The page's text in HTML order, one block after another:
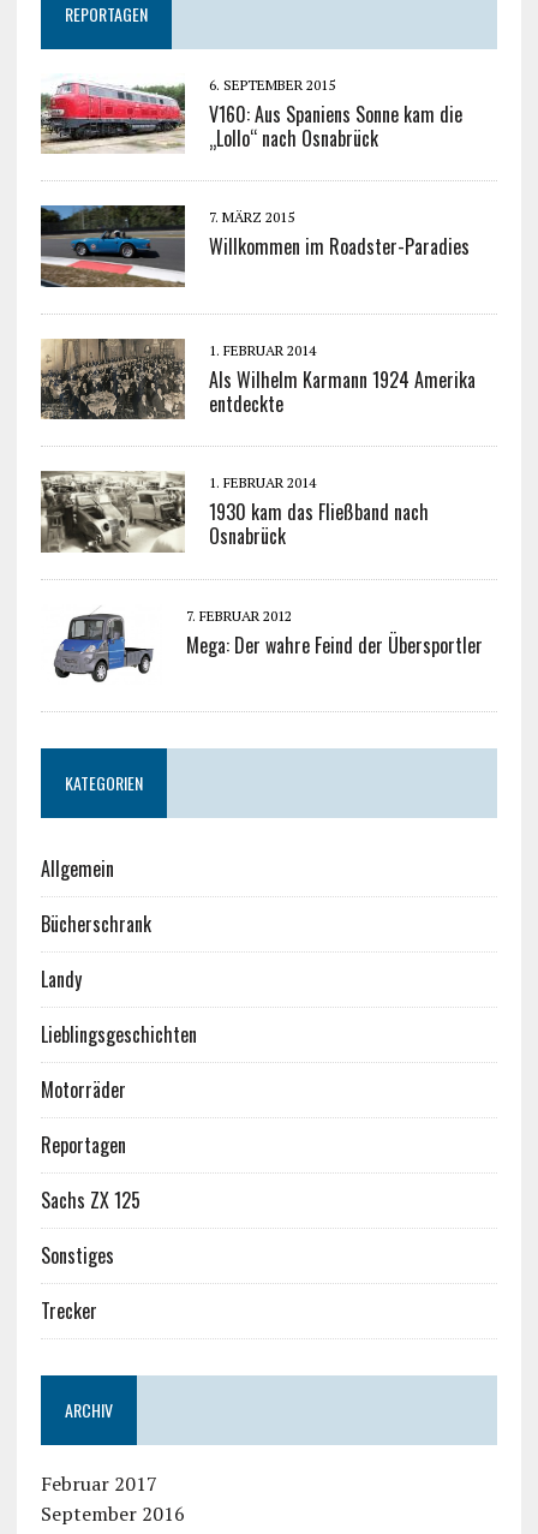
REPORTAGEN
6. SEPTEMBER 2015
V160: Aus Spaniens Sonne kam die
„Lollo“ nach Osnabrück
7. MÄRZ 2015
Willkommen im Roadster-Paradies
1. FEBRUAR 2014
Als Wilhelm Karmann 1924 Amerika
entdeckte
1. FEBRUAR 2014
1930 kam das Fließband nach
Osnabrück
7. FEBRUAR 2012
Mega: Der wahre Feind der Übersportler
KATEGORIEN
Allgemein
Bücherschrank
Landy
Lieblingsgeschichten
Motorräder
Reportagen
Sachs ZX 125
Sonstiges
Trecker
ARCHIV
Februar 2017
September 2016